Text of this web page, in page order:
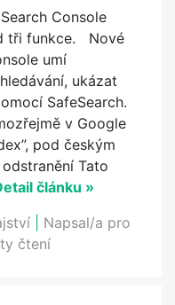
Console
tři funkce. Nové
umí
ukázat
SafeSearch.
v Google
pod českým
Tato
článku »
Napsal/a pro
čtení